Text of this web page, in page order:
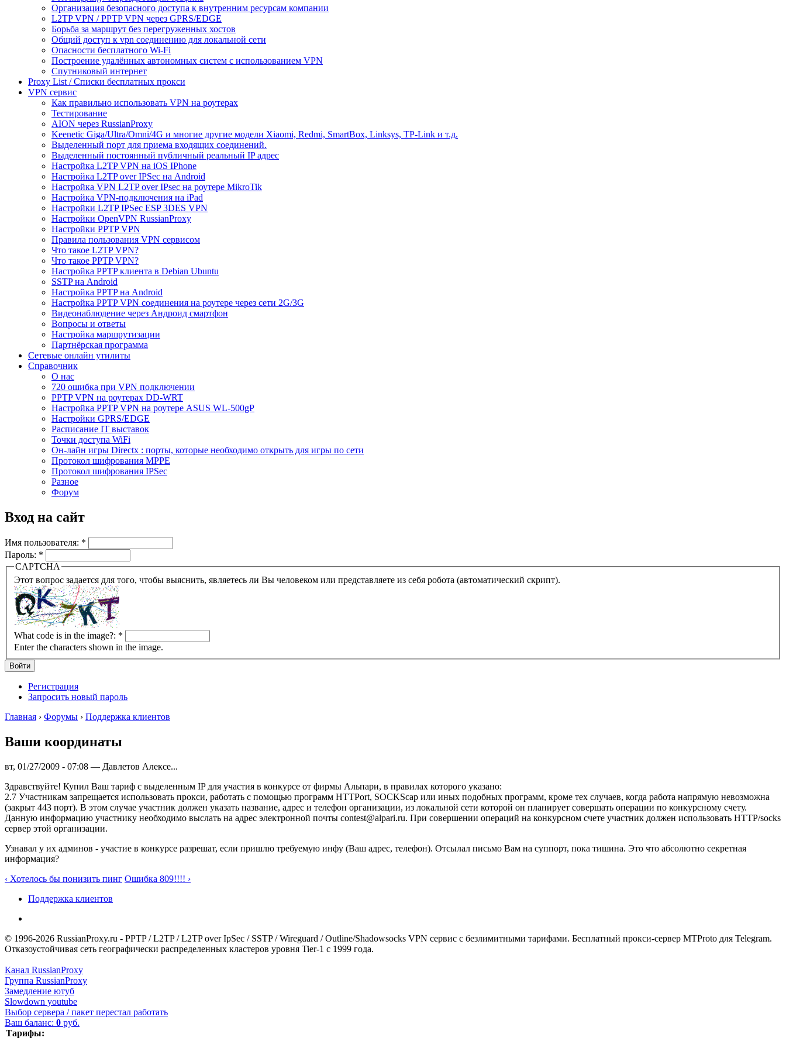
Организация безопасного доступа к внутренним ресурсам компании
L2TP VPN / PPTP VPN через GPRS/EDGE
Борьба за маршрут без перегруженных хостов
Общий доступ к vpn соединению для локальной сети
Опасности бесплатного Wi-Fi
Построение удалённых автономных систем с использованием VPN
Спутниковый интернет
Proxy List / Списки бесплатных прокси
VPN сервис
Как правильно использовать VPN на роутерах
Тестирование
AION через RussianProxy
Keenetic Giga/Ultra/Omni/4G и многие другие модели Xiaomi, Redmi, SmartBox, Linksys, TP-Link и т.д.
Выделенный порт для приема входящих соединений.
Выделенный постоянный публичный реальный IP адрес
Настройка L2TP VPN на iOS IPhone
Настройка L2TP over IPSec на Android
Настройка VPN L2TP over IPsec на роутере MikroTik
Настройка VPN-подключения на iPad
Настройки L2TP IPSec ESP 3DES VPN
Настройки OpenVPN RussianProxy
Настройки PPTP VPN
Правила пользования VPN сервисом
Что такое L2TP VPN?
Что такое PPTP VPN?
Настройка PPTP клиента в Debian Ubuntu
SSTP на Android
Настройка PPTP на Android
Настройка PPTP VPN соединения на роутере через сети 2G/3G
Видеонаблюдение через Андроид смартфон
Вопросы и ответы
Настройка маршрутизации
Партнёрская программа
Сетевые онлайн утилиты
Справочник
О нас
720 ошибка при VPN подключении
PPTP VPN на роутерах DD-WRT
Настройка PPTP VPN на роутере ASUS WL-500gP
Настройки GPRS/EDGE
Расписание IT выставок
Точки доступа WiFi
Он-лайн игры Directx : порты, которые необходимо открыть для игры по сети
Протокол шифрования MPPE
Протокол шифрования IPSec
Разное
Форум
Вход на сайт
Имя пользователя: *
Пароль: *
CAPTCHA
Этот вопрос задается для того, чтобы выяснить, являетесь ли Вы человеком или представляете из себя робота (автоматический скрипт).
What code is in the image?: *
Enter the characters shown in the image.
Регистрация
Запросить новый пароль
Главная › Форумы › Поддержка клиентов
Ваши координаты
вт, 01/27/2009 - 07:08 — Давлетов Алексе...
Здравствуйте! Купил Ваш тариф с выделенным IP для участия в конкурсе от фирмы Альпари, в правилах которого указано:
2.7 Участникам запрещается использовать прокси, работать с помощью программ HTTPort, SOCKScap или иных подобных программ, кроме тех случаев, когда работа напрямую невозможна
(закрыт 443 порт). В этом случае участник должен указать название, адрес и телефон организации, из локальной сети которой он планирует совершать операции по конкурсному счету.
Данную информацию участнику необходимо выслать на адрес электронной почты contest@alpari.ru. При совершении операций на конкурсном счете участник должен использовать HTTP/socks
сервер этой организации.
Узнавал у их админов - участие в конкурсе разрешат, если пришлю требуемую инфу (Ваш адрес, телефон). Отсылал письмо Вам на суппорт, пока тишина. Это что абсолютно секретная
информация?
‹ Хотелось бы понизить пинг Ошибка 809!!!! ›
Поддержка клиентов
© 1996-2026 RussianProxy.ru - PPTP / L2TP / L2TP over IpSec / SSTP / Wireguard / Outline/Shadowsocks VPN сервис с безлимитными тарифами. Бесплатный прокси-сервер MTProto для Telegram.
Отказоустойчивая сеть географически распределенных кластеров уровня Tier-1 с 1999 года.
Канал RussianProxy
Группа RussianProxy
Замедление ютуб
Slowdown youtube
Выбор сервера / пакет перестал работать
Ваш баланс: 0 руб.
Тарифы: